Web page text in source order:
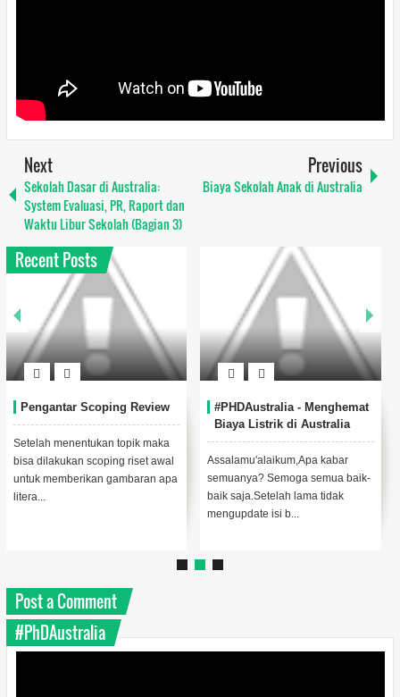
Next
Sekolah Dasar di Australia:
System Evaluasi, PR, Raport dan
Waktu Libur Sekolah (Bagian 3)
Previous
Biaya Sekolah Anak di Australia
Recent Posts
Pengantar Scoping Review
Setelah menentukan topik maka
bisa dilakukan scoping riset awal
untuk memberikan gambaran apa
litera...
#PHDAustralia - Menghemat
Biaya Listrik di Australia
Assalamu'alaikum,Apa kabar
semuanya? Semoga semua baik-
baik saja.Setelah lama tidak
mengupdate isi b...
Post a Comment
#PhDAustralia